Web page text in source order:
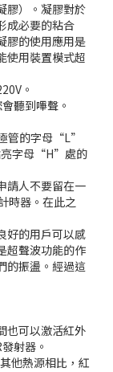
膠）。凝膠對於
成必要的粘合
膠的使用應用是
使用裝置模式超
。
聽到嗶聲。
管的字母“L”
亮字母“H”處的
請人不要留在一
時器。在此之
好的用戶可以感
超聲波功能的作
的振盪。經過這
也可以激活紅外
射器。
他熱源相比，紅